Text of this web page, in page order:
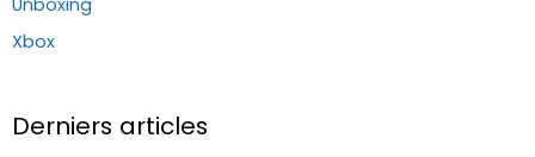
Unboxing
Xbox
Derniers articles